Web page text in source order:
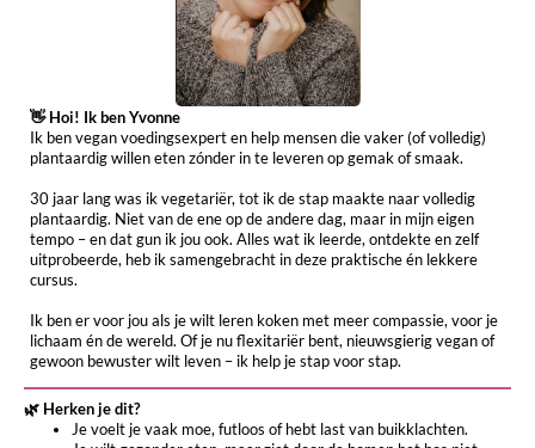
👋 Hoi! Ik ben Yvonne
Ik ben vegan voedingsexpert en help mensen die vaker (of volledig)
plantaardig willen eten zónder in te leveren op gemak of smaak.
30 jaar lang was ik vegetariër, tot ik de stap maakte naar volledig
plantaardig. Niet van de ene op de andere dag, maar in mijn eigen
tempo – en dat gun ik jou ook. Alles wat ik leerde, ontdekte en zelf
uitprobeerde, heb ik samengebracht in deze praktische én lekkere
cursus.
Ik ben er voor jou als je wilt leren koken met meer compassie, voor je
lichaam én de wereld. Of je nu flexitariër bent, nieuwsgierig vegan of
gewoon bewuster wilt leven – ik help je stap voor stap.
🌿 Herken je dit?
Je voelt je vaak moe, futloos of hebt last van buikklachten.